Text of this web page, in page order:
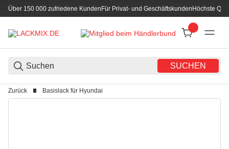
Über 150 000 zufriedene KundenFür Privat- und GeschäftskundenHöchste
SUCHEN
Zurück Basislack für Hyundai